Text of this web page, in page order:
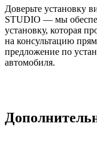
Доверьте установку
STUDIO — мы
установку, которая
на консультацию
предложение по
автомобиля.